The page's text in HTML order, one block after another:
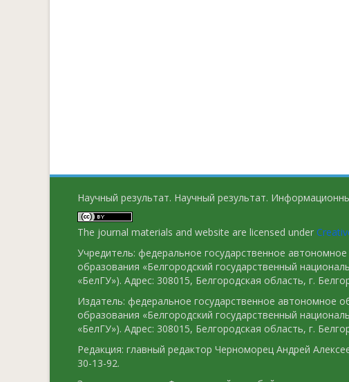
Научный результат. Научный результат.
The journal materials and website are licensed under
Учредитель: федеральное государственное
образования «Белгородский государственный
«БелГУ»). Адрес: 308015, Белгородская область, г.
Издатель: федеральное государственное автономное
образования «Белгородский государственный
«БелГУ»). Адрес: 308015, Белгородская область, г.
Редакция: главный редактор Черноморец Андрей
30-13-92.